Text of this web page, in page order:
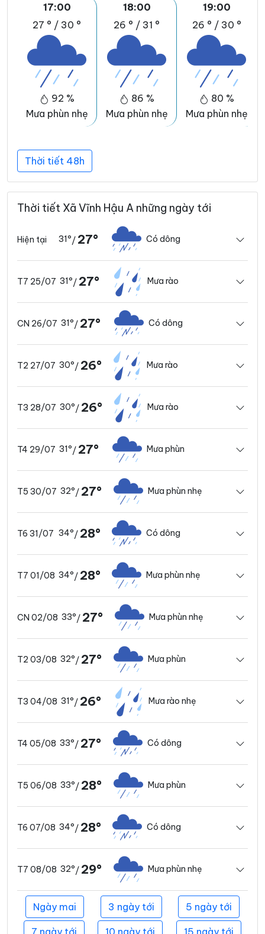
17:00
27 ° / 30 °
92 %
Mưa phùn nhẹ
18:00
26 ° / 31 °
86 %
Mưa phùn nhẹ
19:00
26 ° / 30 °
80 %
Mưa phùn nhẹ
Thời tiết 48h
Thời tiết Xã Vĩnh Hậu A những ngày tới
Hiện tại 31°/ 27° Có dông
T7 25/07 31°/ 27° Mưa rào
CN 26/07 31°/ 27° Có dông
T2 27/07 30°/ 26° Mưa rào
T3 28/07 30°/ 26° Mưa rào
T4 29/07 31°/ 27° Mưa phùn
T5 30/07 32°/ 27° Mưa phùn nhẹ
T6 31/07 34°/ 28° Có dông
T7 01/08 34°/ 28° Mưa phùn nhẹ
CN 02/08 33°/ 27° Mưa phùn nhẹ
T2 03/08 32°/ 27° Mưa phùn
T3 04/08 31°/ 26° Mưa rào nhẹ
T4 05/08 33°/ 27° Có dông
T5 06/08 33°/ 28° Mưa phùn
T6 07/08 34°/ 28° Có dông
T7 08/08 32°/ 29° Mưa phùn nhẹ
Ngày mai 3 ngày tới 5 ngày tới
7 ngày tới 10 ngày tới 15 ngày tới